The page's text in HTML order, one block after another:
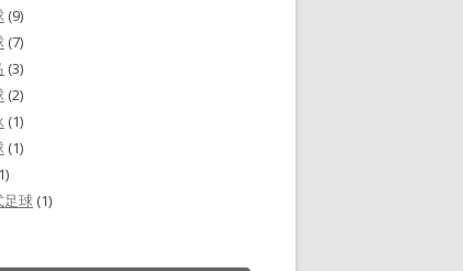
(9)
(7)
(3)
(2)
(1)
(1)
足球 (1)